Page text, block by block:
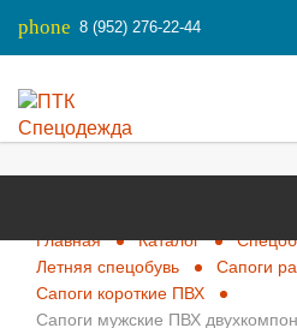
phone 8 (952) 276-22-44
Главная Каталог
Летняя спецобувь
Сапоги
Сапоги короткие ПВХ
Сапоги мужские ПВХ